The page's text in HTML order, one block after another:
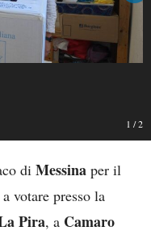
1 /2
di Messina per il
votare presso la
Pira, a Camaro